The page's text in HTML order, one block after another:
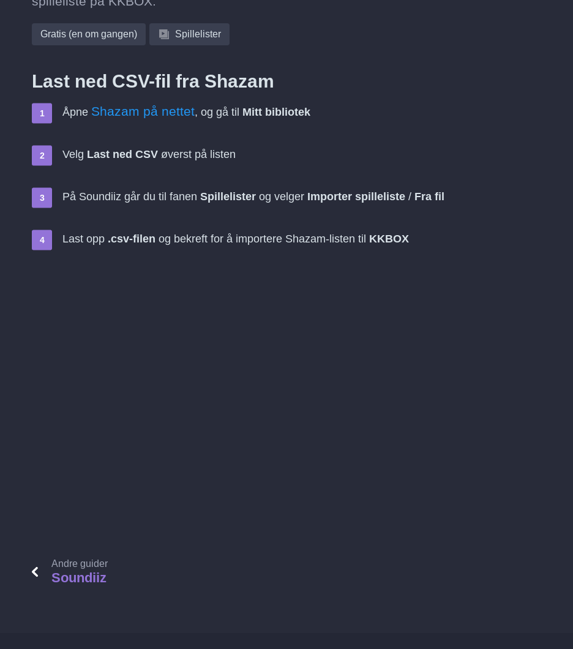
Gratis (en om gangen) Spillelister
Last ned CSV-fil fra Shazam
Åpne Shazam på nettet, og gå til Mitt bibliotek
Velg Last ned CSV øverst på listen
På Soundiiz går du til fanen Spillelister og velger Importer spilleliste / Fra fil
Last opp .csv-filen og bekreft for å importere Shazam-listen til KKBOX
Andre guider
Soundiiz